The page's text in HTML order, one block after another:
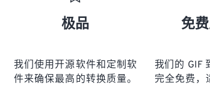
极品
我们使用开源软件和定制软
件来确保最高的转换质量。
免
我们的 GIF
完全免费，